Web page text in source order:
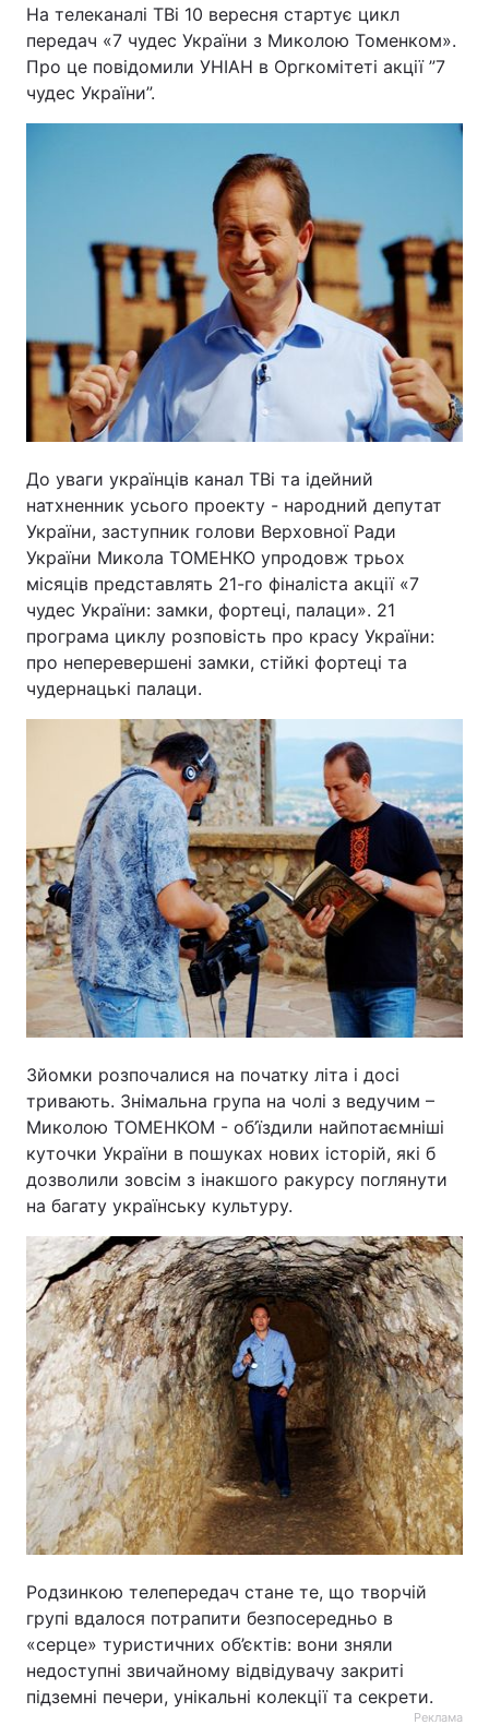
На телеканалі ТВі 10 вересня стартує цикл
передач «7 чудес України з Миколою Томенком».
Про це повідомили УНІАН в Оргкомітеті акції ”7
чудес України”.
До уваги українців канал ТВі та ідейний
натхненник усього проекту - народний депутат
України, заступник голови Верховної Ради
України Микола ТОМЕНКО упродовж трьох
місяців представлять 21-го фіналіста акції «7
чудес України: замки, фортеці, палаци». 21
програма циклу розповість про красу України:
про неперевершені замки, стійкі фортеці та
чудернацькі палаци.
Зйомки розпочалися на початку літа і досі
тривають. Знімальна група на чолі з ведучим –
Миколою ТОМЕНКОМ - об’їздили найпотаємніші
куточки України в пошуках нових історій, які б
дозволили зовсім з інакшого ракурсу поглянути
на багату українську культуру.
Родзинкою телепередач стане те, що творчій
групі вдалося потрапити безпосередньо в
«серце» туристичних об’єктів: вони зняли
недоступні звичайному відвідувачу закриті
підземні печери, унікальні колекції та секрети.
Реклама